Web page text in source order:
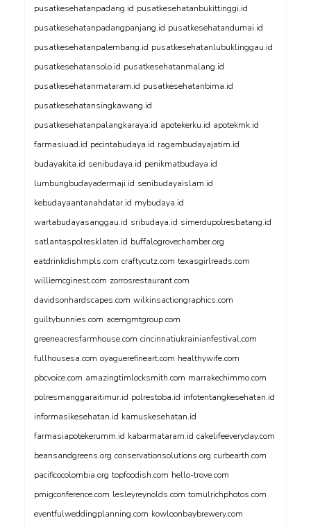
pusatkesehatanpadang.id pusatkesehatanbukittinggi.id
pusatkesehatanpadangpanjang.id pusatkesehatandumai.id
pusatkesehatanpalembang.id pusatkesehatanlubuklinggau.id
pusatkesehatansolo.id pusatkesehatanmalang.id
pusatkesehatanmataram.id pusatkesehatanbima.id
pusatkesehatansingkawang.id
pusatkesehatanpalangkaraya.id apotekerku.id apotekmk.id
farmasiuad.id pecintabudaya.id ragambudayajatim.id
budayakita.id senibudaya.id penikmatbudaya.id
lumbungbudayadermaji.id senibudayaislam.id
kebudayaantanahdatar.id mybudaya.id
wartabudayasanggau.id sribudaya.id simerdupolresbatang.id
satlantaspolresklaten.id buffalogrovechamber.org
eatdrinkdishmpls.com craftycutz.com texasgirlreads.com
williemcginest.com zorrosrestaurant.com
davidsonhardscapes.com wilkinsactiongraphics.com
guiltybunnies.com acemgmtgroup.com
greeneacresfarmhouse.com cincinnatiukrainianfestival.com
fullhousesa.com oyaguerefineart.com healthywife.com
pbcvoice.com amazingtimlocksmith.com marrakechimmo.com
polresmanggaraitimur.id polrestoba.id infotentangkesehatan.id
informasikesehatan.id kamuskesehatan.id
farmasiapotekerumm.id kabarmataram.id cakelifeeveryday.com
beansandgreens.org conservationsolutions.org curbearth.com
pacificocolombia.org topfoodish.com hello-trove.com
pmigconference.com lesleyreynolds.com tomulrichphotos.com
eventfulweddingplanning.com kowloonbaybrewery.com